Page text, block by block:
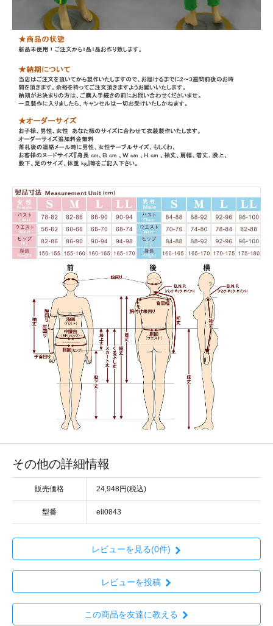
その他の詳細情報
販売価格 24,948円(税込)
型番 eli0843
レビューを見る(0件)
レビューを投稿
この商品を友達に教える